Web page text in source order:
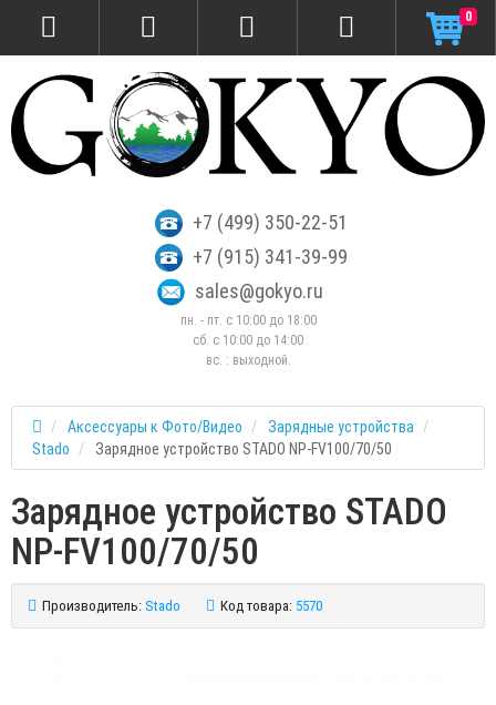
+7 (499) 350-22-51
+7 (915) 341-39-99
sales@gokyo.ru
пн. - пт. с 10:00 до 18:00
сб. c 10:00 до 14:00
вс. : выходной.
0
Аксессуары к Фото/Видео
Зарядные устройства
Stado
Зарядное устройство STADO NP-FV100/70/50
Зарядное устройство STADO
NP-FV100/70/50
Производитель: Stado Код товара: 5570